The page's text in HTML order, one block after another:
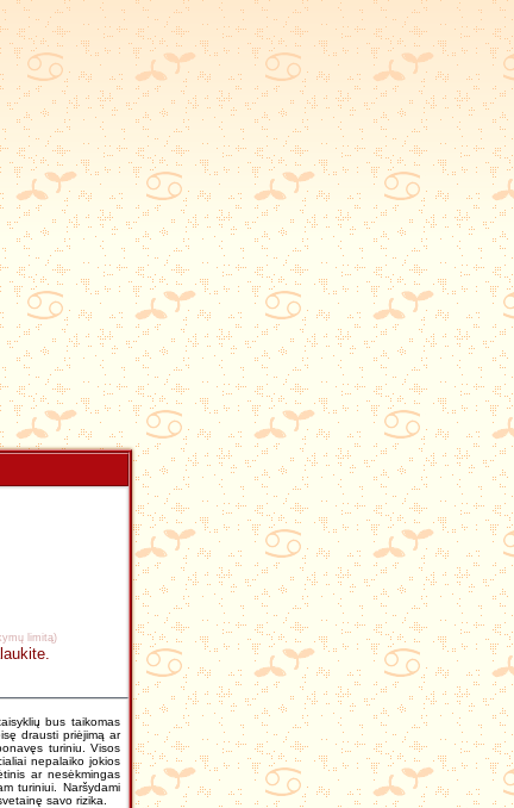
limitą)
bus taikomas
drausti priėjimą ar
turiniu. Visos
nepalaiko jokios
ar nesėkmingas
turiniui. Naršydami
savo rizika.